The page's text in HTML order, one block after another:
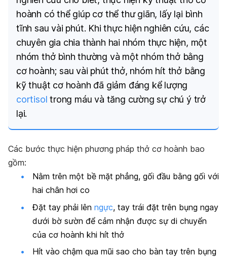
hoành có thể giúp cơ thể thư giãn, lấy lại bình
tĩnh sau vài phút. Khi thực hiện nghiên cứu, các
chuyên gia chia thành hai nhóm thực hiện, một
nhóm thở bình thường và một nhóm thở bằng
cơ hoành; sau vài phút thở, nhóm hít thở bằng
kỹ thuật cơ hoành đã giảm đáng kể lượng
cortisol trong máu và tăng cường sự chú ý trở
lại.
Các bước thực hiện phương pháp thở cơ hoành bao
gồm:
Nằm trên một bề mặt phẳng, gối đầu bằng gối với
hai chân hơi co
Đặt tay phải lên ngực, tay trái đặt trên bụng ngay
dưới bờ sườn để cảm nhận được sự di chuyển
của cơ hoành khi hít thở
Hít vào chậm qua mũi sao cho bàn tay trên bụng